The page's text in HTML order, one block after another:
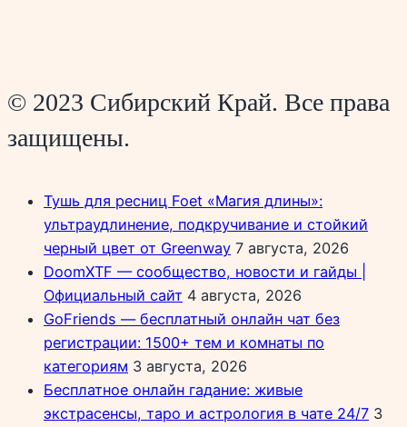
© 2023 Сибирский Край. Все права
защищены.
Тушь для ресниц Foet «Магия длины»:
ультраудлинение, подкручивание и стойкий
черный цвет от Greenway 7 августа, 2026
DoomXTF — сообщество, новости и гайды |
Официальный сайт 4 августа, 2026
GoFriends — бесплатный онлайн чат без
регистрации: 1500+ тем и комнаты по
категориям 3 августа, 2026
Бесплатное онлайн гадание: живые
экстрасенсы, таро и астрология в чате 24/7 3